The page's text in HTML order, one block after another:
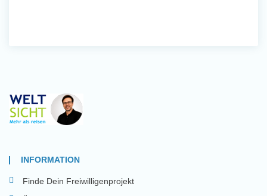
INFORMATION
Finde Dein Freiwilligenprojekt